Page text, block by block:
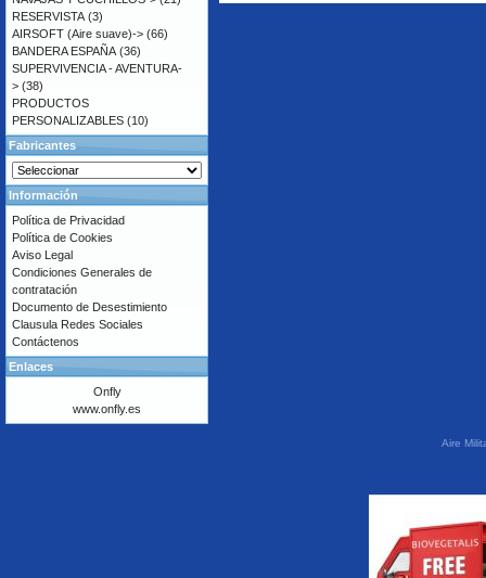
RESERVISTA (3)
AIRSOFT (Aire suave)-> (66)
BANDERA ESPAÑA (36)
SUPERVIVENCIA - AVENTURA-
> (38)
PRODUCTOS
PERSONALIZABLES (10)
Fabricantes
Información
Política de Privacidad
Política de Cookies
Aviso Legal
Condiciones Generales de
contratación
Documento de Desestimiento
Clausula Redes Sociales
Contáctenos
Enlaces
Onfly
www.onfly.es
Aire